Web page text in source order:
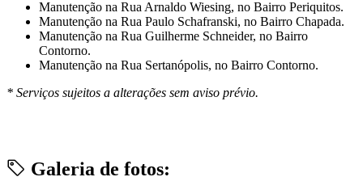
Manutenção na Rua Arnaldo Wiesing, no Bairro Periquitos.
Manutenção na Rua Paulo Schafranski, no Bairro Chapada.
Manutenção na Rua Guilherme Schneider, no Bairro
Contorno.
Manutenção na Rua Sertanópolis, no Bairro Contorno.
* Serviços sujeitos a alterações sem aviso prévio.
Galeria de fotos: